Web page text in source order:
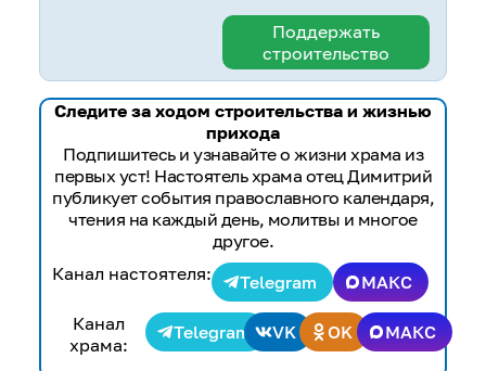
Поддержать
строительство
Следите за ходом строительства и жизнью
прихода
Подпишитесь и узнавайте о жизни храма из
первых уст! Настоятель храма отец Димитрий
публикует события православного календаря,
чтения на каждый день, молитвы и многое
другое.
Канал настоятеля:
Telegram
МАКС
Канал
храма:
Telegram VK OK МАКС